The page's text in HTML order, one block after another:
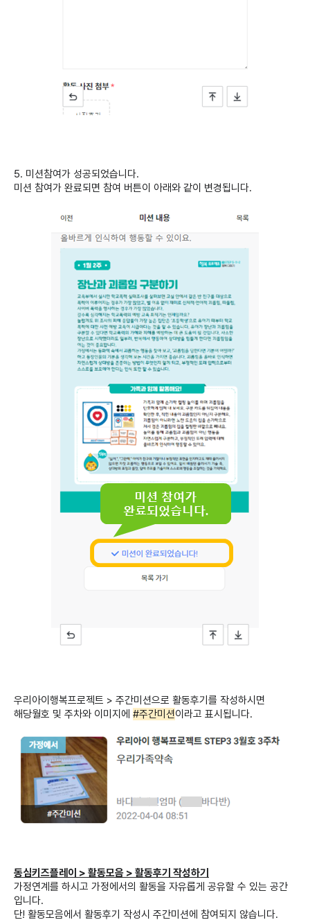
5. 미션참여가 성공되었습니다.
미션 참여가 완료되면 참여 버튼이 아래와 같이 변경됩니다.
우리아이행복프로젝트 > 주간미션으로 활동후기를 작성하시면
해당월호 및 주차와 이미지에 #주간미션이라고 표시됩니다.
동심키즈플레이 > 활동모음 > 활동후기 작성하기
가정연계를 하시고 가정에서의 활동을 자유롭게 공유할 수 있는 공간
입니다.
단! 활동모음에서 활동후기 작성시 주간미션에 참여되지 않습니다.